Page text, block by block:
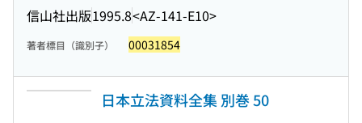
信山社出版1995.8<AZ-141-E10>
著者標目（識別子） 00031854
日本立法資料全集 別巻 50